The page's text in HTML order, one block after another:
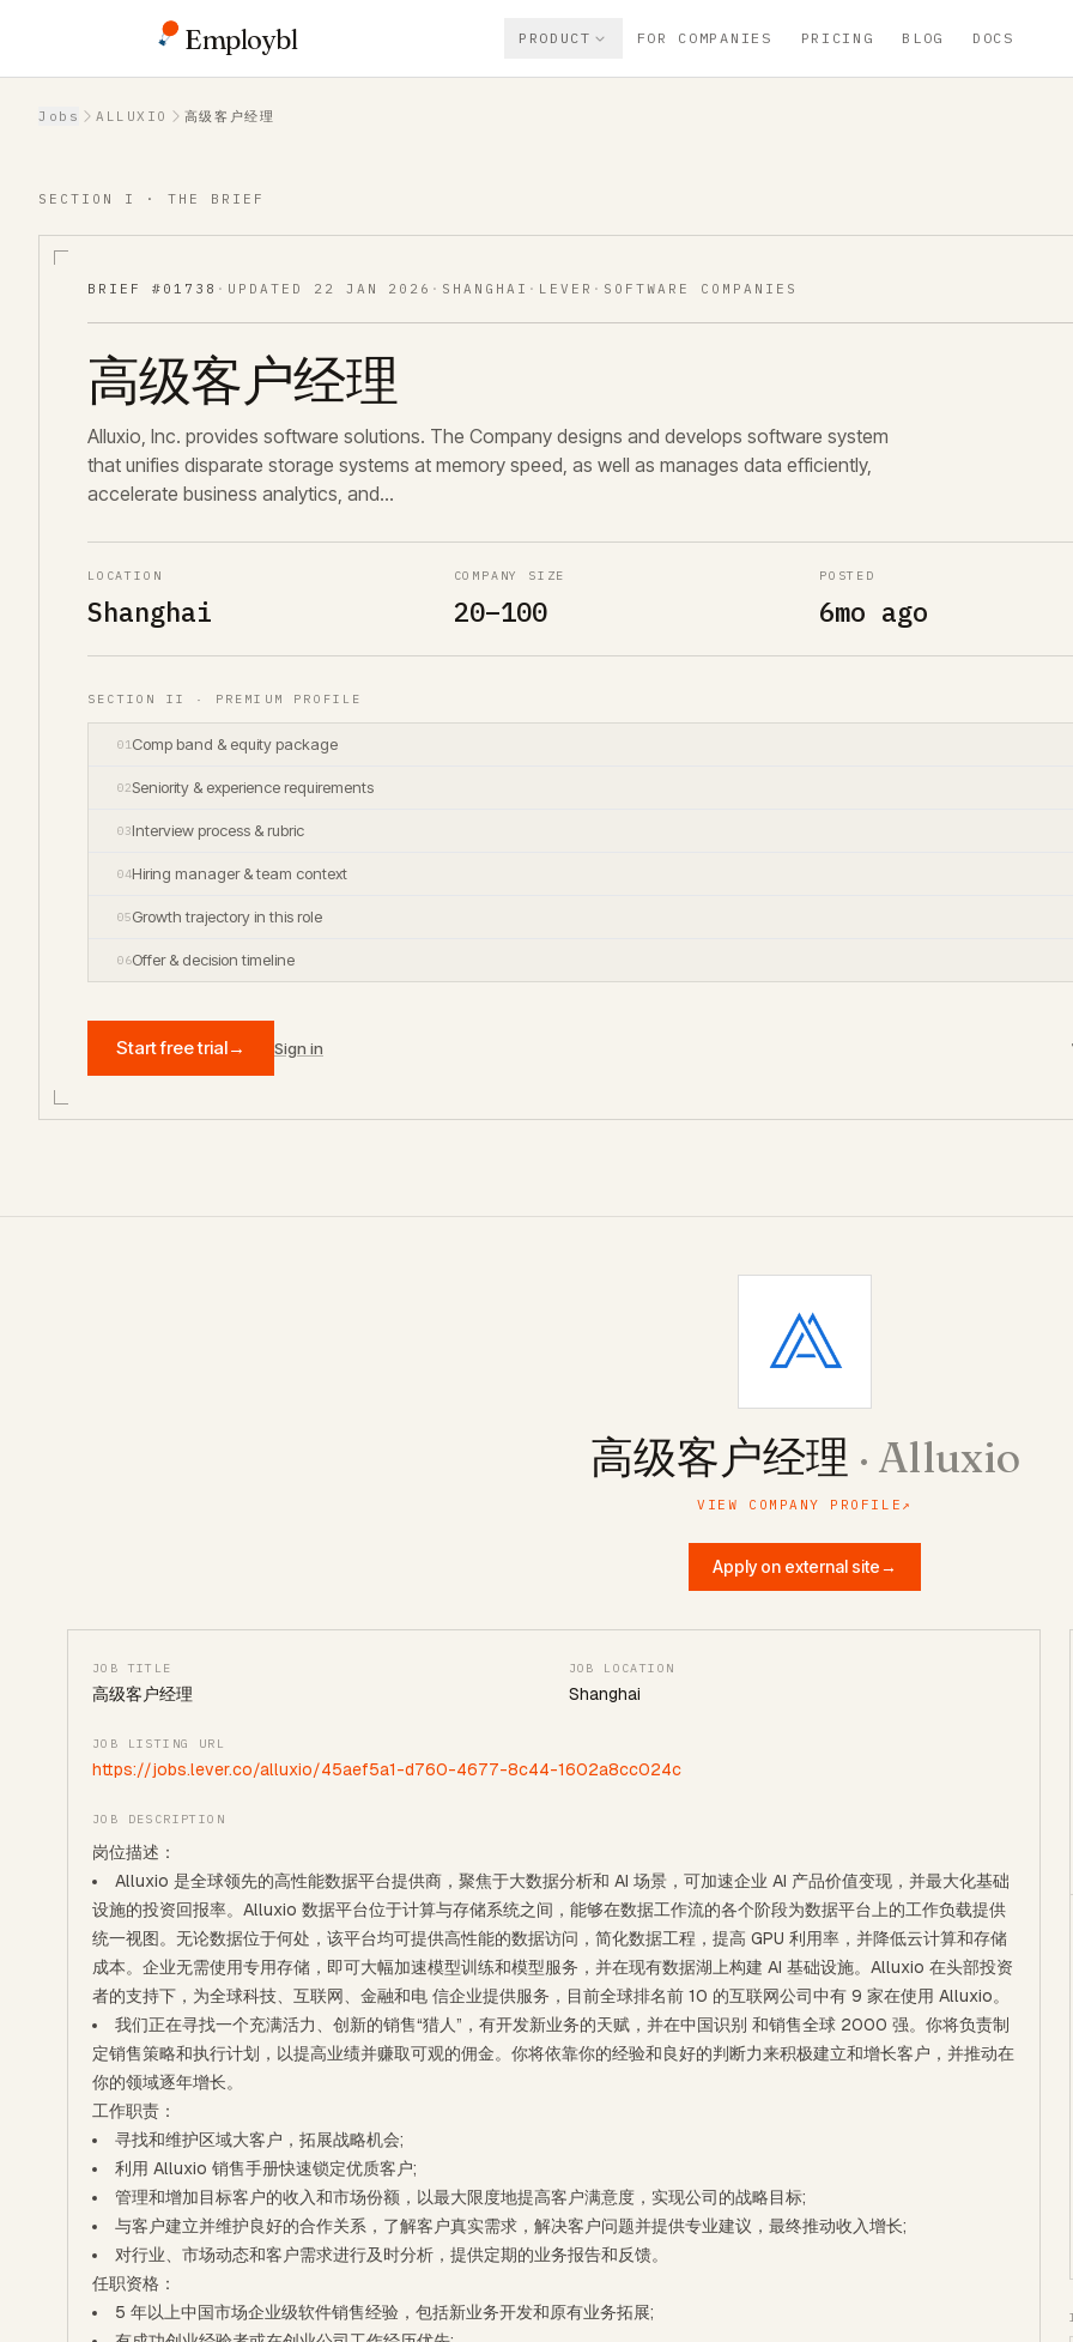
Employbl PRODUCT FOR COMPANIES PRICING BLOG DOCS
Back to Jobs
Jobs ALLUXIO 高级客户经理
SECTION I · THE BRIEF
BRIEF # 01738 · UPDATED 22 JAN 2026 · SHANGHAI · LEVER · SOFTWARE COMPANIES
高级客户经理
Alluxio, Inc. provides software solutions. The Company designs and develops software system
that unifies disparate storage systems at memory speed, as well as manages data efficiently,
accelerate business analytics, and…
LOCATION
Shanghai
COMPANY SIZE
20–100
POSTED
6mo ago
SECTION II · PREMIUM PROFILE
01Comp band & equity package
02Seniority & experience requirements
03Interview process & rubric
04Hiring manager & team context
05Growth trajectory in this role
06Offer & decision timeline
Start free trial→ Sign in
高级客户经理 · Alluxio
VIEW COMPANY PROFILE ↗
Apply on external site→
JOB TITLE
高级客户经理
JOB LOCATION
Shanghai
JOB LISTING URL
https://jobs.lever.co/alluxio/45aef5a1-d760-4677-8c44-1602a8cc024c
JOB DESCRIPTION
岗位描述：
Alluxio 是全球领先的高性能数据平台提供商，聚焦于大数据分析和 AI 场景，可加速企业 AI 产品价值变现，并最大化基础
设施的投资回报率。Alluxio 数据平台位于计算与存储系统之间，能够在数据工作流的各个阶段为数据平台上的工作负载提供
统一视图。无论数据位于何处，该平台均可提供高性能的数据访问，简化数据工程，提高 GPU 利用率，并降低云计算和存储
成本。企业无需使用专用存储，即可大幅加速模型训练和模型服务，并在现有数据湖上构建 AI 基础设施。Alluxio 在头部投资
者的支持下，为全球科技、互联网、金融和电 信企业提供服务，目前全球排名前 10 的互联网公司中有 9 家在使用 Alluxio。
我们正在寻找一个充满活力、创新的销售“猎人”，有开发新业务的天赋，并在中国识别 和销售全球 2000 强。你将负责制
定销售策略和执行计划，以提高业绩并赚取可观的佣金。你将依靠你的经验和良好的判断力来积极建立和增长客户，并推动在
你的领域逐年增长。
工作职责：
寻找和维护区域大客户，拓展战略机会;
利用 Alluxio 销售手册快速锁定优质客户;
管理和增加目标客户的收入和市场份额，以最大限度地提高客户满意度，实现公司的战略目标;
与客户建立并维护良好的合作关系，了解客户真实需求，解决客户问题并提供专业建议，最终推动收入增长;
对行业、市场动态和客户需求进行及时分析，提供定期的业务报告和反馈。
任职资格：
5 年以上中国市场企业级软件销售经验，包括新业务开发和原有业务拓展;